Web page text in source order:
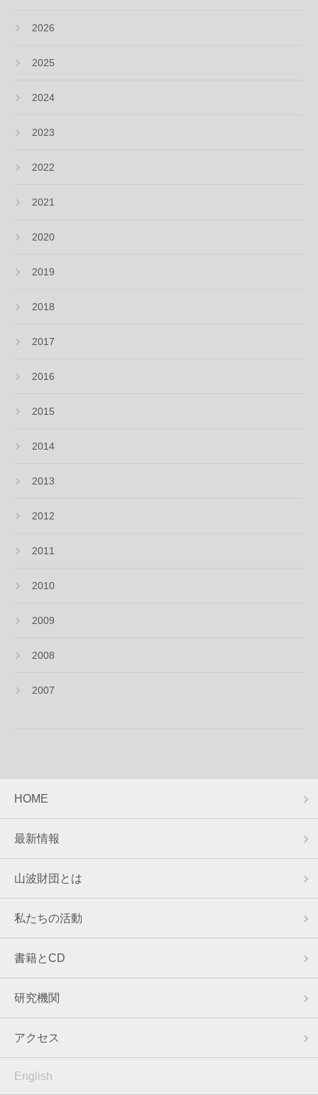
2026
2025
2024
2023
2022
2021
2020
2019
2018
2017
2016
2015
2014
2013
2012
2011
2010
2009
2008
2007
HOME
最新情報
山波財団とは
私たちの活動
書籍とCD
研究機関
アクセス
English